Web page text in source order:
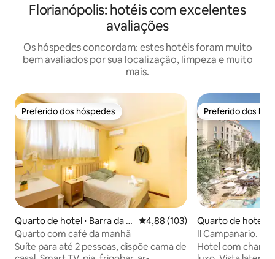
Florianópolis: hotéis com excelentes
avaliações
Os hóspedes concordam: estes hotéis foram muito
bem avaliados por sua localização, limpeza e muito
mais.
Preferido dos hóspedes
Preferido dos hóspedes
Quarto de hotel ⋅ Barra da L
agoa
4,88 de uma avaliação média de
4,88 (103)
Quarto com café da manhã
Suíte para até 2 pessoas, dispõe cama de
Preferido dos
Preferido dos
Quarto de hotel ⋅
s
Il Campanario.
Hotel com